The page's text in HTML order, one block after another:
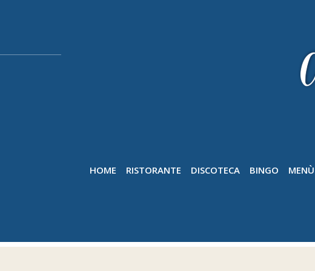
HOME RISTORANTE DISCOTECA BINGO MENÙ